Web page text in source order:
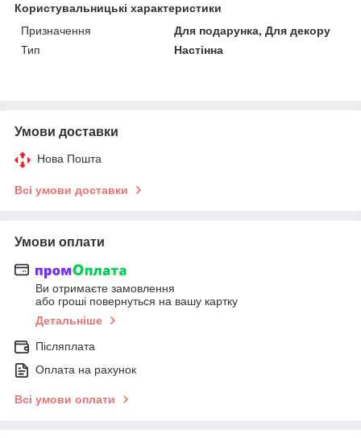
Користувальницькі характеристики
Призначення
Для подарунка, Для декору
Тип
Настінна
Умови доставки
Нова Пошта
Всі умови доставки
Умови оплати
Ви отримаєте замовлення
або гроші повернуться на вашу картку
Детальніше
Післяплата
Оплата на рахунок
Всі умови оплати